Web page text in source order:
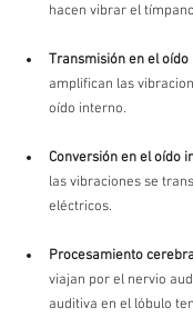
hacen vibrar el
Transmisión en el oído
amplifican las
oído interno.
Conversión en el oído
las vibraciones se
eléctricos.
Procesamiento
viajan por el nervio
auditiva en el lóbulo